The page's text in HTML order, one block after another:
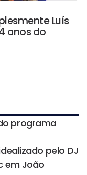
Luís
anos do
programa
pelo DJ
em João